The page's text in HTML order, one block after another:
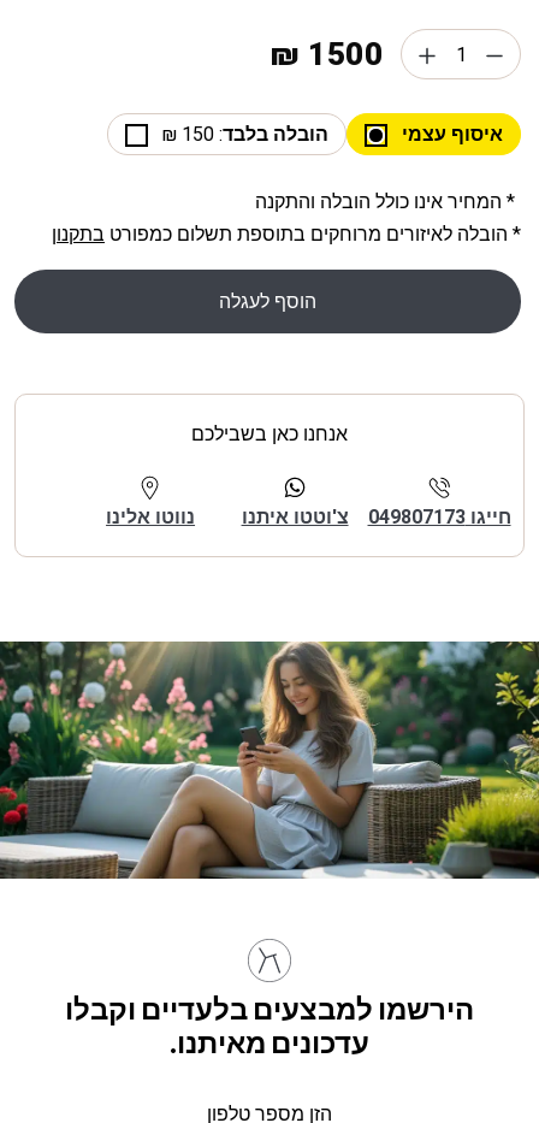
1500 ₪
איסוף עצמי הובלה בלבד: 150 ₪
* המחיר אינו כולל הובלה והתקנה
* הובלה לאיזורים מרוחקים בתוספת תשלום כמפורט בתקנון
הוסף לעגלה
אנחנו כאן בשבילכם
חייגו 049807173 צ'וטטו איתנו נווטו אלינו
הירשמו למבצעים בלעדיים וקבלו
עדכונים מאיתנו.